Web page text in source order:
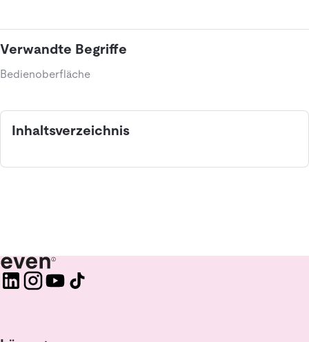
Verwandte Begriffe
Bedienoberfläche
Inhaltsverzeichnis